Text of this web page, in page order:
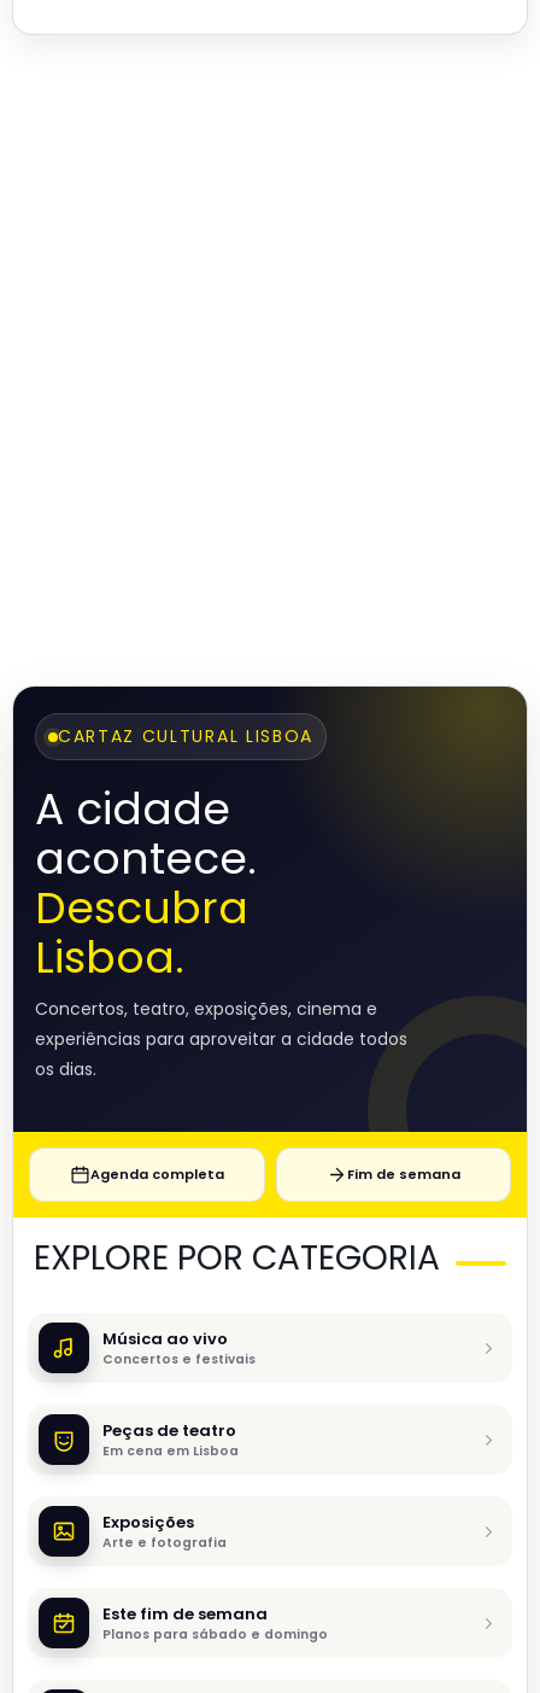
CARTAZ CULTURAL LISBOA
A cidade
acontece.
Descubra
Lisboa.
Concertos, teatro, exposições, cinema e
experiências para aproveitar a cidade todos
os dias.
Agenda completa Fim de semana
EXPLORE POR CATEGORIA
Música ao vivo
Concertos e festivais
Peças de teatro
Em cena em Lisboa
Exposições
Arte e fotografia
Este fim de semana
Planos para sábado e domingo